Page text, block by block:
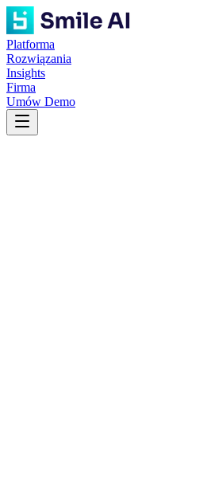
Platforma
Rozwiązania
Insights
Firma
Umów Demo